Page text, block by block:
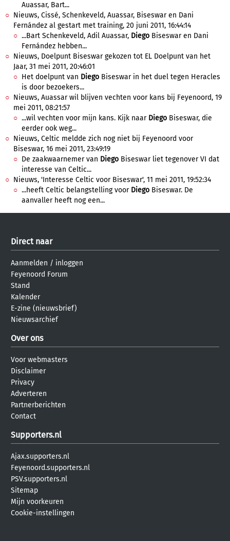
Auassar, Bart...
Nieuws, Cissé, Schenkeveld, Auassar, Biseswar en Dani
Fernández al gestart met training, 20 juni 2011, 16:44:14
...Bart Schenkeveld, Adil Auassar, Diego Biseswar en Dani
Fernández hebben...
Nieuws, Doelpunt Biseswar gekozen tot EL Doelpunt van het
Jaar, 31 mei 2011, 20:46:01
Het doelpunt van Diego Biseswar in het duel tegen Heracles
is door bezoekers...
Nieuws, Auassar wil blijven vechten voor kans bij Feyenoord, 19
mei 2011, 08:21:57
...wil vechten voor mijn kans. Kijk naar Diego Biseswar, die
eerder ook weg...
Nieuws, Celtic meldde zich nog niet bij Feyenoord voor
Biseswar, 16 mei 2011, 23:49:19
De zaakwaarnemer van Diego Biseswar liet tegenover VI dat
interesse van Celtic...
Nieuws, 'Interesse Celtic voor Biseswar', 11 mei 2011, 19:52:34
...heeft Celtic belangstelling voor Diego Biseswar. De
aanvaller heeft nog een...
Direct naar
Aanmelden / inloggen
Feyenoord Forum
Stand
Kalender
E-zine (nieuwsbrief)
Nieuwsarchief
Over ons
Voor webmasters
Disclaimer
Privacy
Adverteren
Partnerberichten
Contact
Supporters.nl
Ajax.supporters.nl
Feyenoord.supporters.nl
PSV.supporters.nl
Sitemap
Mijn voorkeuren
Cookie-instellingen